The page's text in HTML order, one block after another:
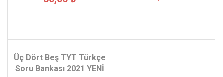
Üç Dört Beş TYT Türkçe
Soru Bankası 2021 YENİ